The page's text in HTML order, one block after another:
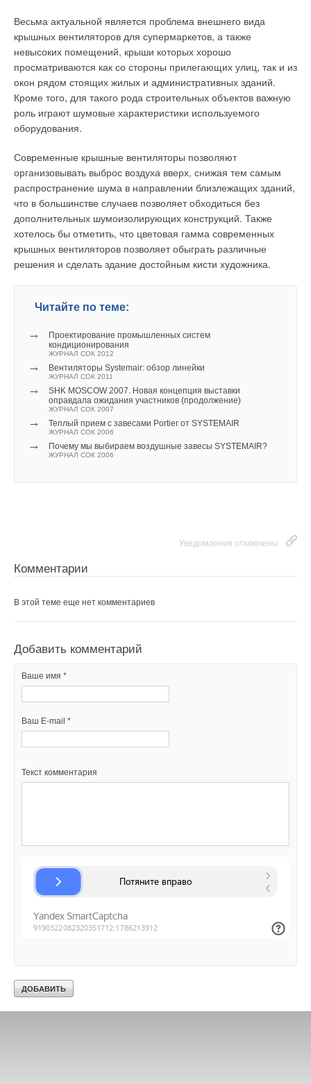
Весьма актуальной является проблема внешнего вида
крышных вентиляторов для супермаркетов, а также
невысоких помещений, крыши которых хорошо
просматриваются как со стороны прилегающих улиц, так и из
окон рядом стоящих жилых и административных зданий.
Кроме того, для такого рода строительных объектов важную
роль играют шумовые характеристики используемого
оборудования.
Современные крышные вентиляторы позволяют
организовывать выброс воздуха вверх, снижая тем самым
распространение шума в направлении близлежащих зданий,
что в большинстве случаев позволяет обходиться без
дополнительных шумоизолирующих конструкций. Также
хотелось бы отметить, что цветовая гамма современных
крышных вентиляторов позволяет обыграть различные
решения и сделать здание достойным кисти художника.
Читайте по теме:
→
Проектирование промышленных систем
кондиционирования
ЖУРНАЛ СОК 2012
→ Вентиляторы Systemair: обзор линейки
ЖУРНАЛ СОК 2011
→
SHK MOSCOW 2007. Новая концепция выставки
оправдала ожидания участников (продолжение)
ЖУРНАЛ СОК 2007
→ Теплый прием с завесами Portier от SYSTEMAIR
ЖУРНАЛ СОК 2006
→ Почему мы выбираем воздушные завесы SYSTEMAIR?
ЖУРНАЛ СОК 2006
Уведомления отключены
Комментарии
В этой теме еще нет комментариев
Добавить комментарий
Ваше имя *
Ваш E-mail *
Текст комментария